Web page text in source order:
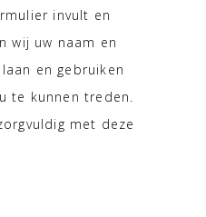
invult en
wij uw naam en
en gebruiken
te kunnen treden.
met deze